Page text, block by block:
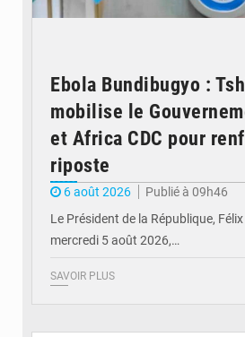
Ebola Bundibugyo :
mobilise le
et Africa CDC pour
riposte
6 août 2026
Publié à 09h46
Le Président de la République,
mercredi 5 août 2026,…
SAVOIR PLUS